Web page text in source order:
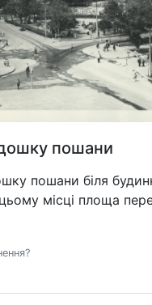
пошани
пошани біля
місці площа
Donate
Support Ukraine
Share this widget